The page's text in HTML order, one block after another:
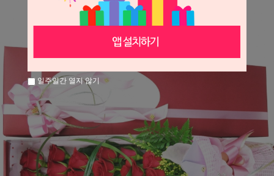
일주일간 열지 않기